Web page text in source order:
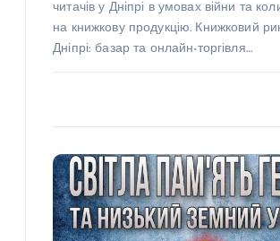
читачів у Дніпрі в умовах війни та
на книжкову продукцію. Книжковий
Дніпрі: базар та онлайн-торгівля…